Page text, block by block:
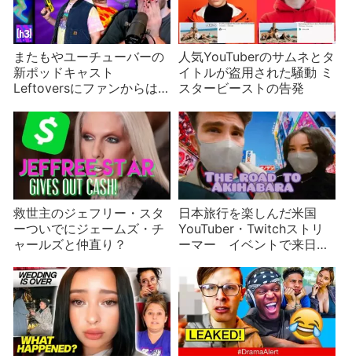
またもやユーチューバーの
新ポッドキャスト
Leftoversにファンからは
人気YouTuberのサムネとタ
イトルが盗用された騒動 ミ
スタービーストの告発
救世主のジェフリー・スタ
ーついでにジェームズ・チ
ャールズと仲直り？
日本旅行を楽しんだ米国
YouTuber・Twitchストリ
ーマー イベントで来日？
ことも